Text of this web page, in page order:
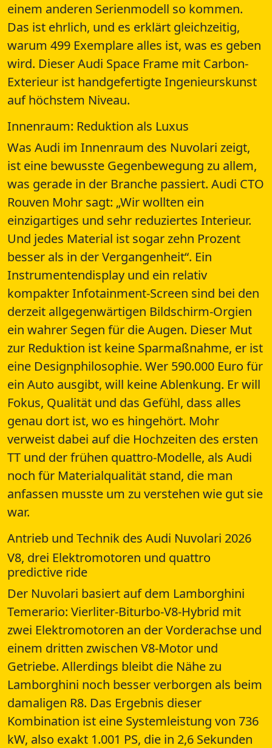
einem anderen Serienmodell so kommen.
Das ist ehrlich, und es erklärt gleichzeitig,
warum 499 Exemplare alles ist, was es geben
wird. Dieser Audi Space Frame mit Carbon-
Exterieur ist handgefertigte Ingenieurskunst
auf höchstem Niveau.
Innenraum: Reduktion als Luxus
Was Audi im Innenraum des Nuvolari zeigt,
ist eine bewusste Gegenbewegung zu allem,
was gerade in der Branche passiert. Audi CTO
Rouven Mohr sagt: „Wir wollten ein
einzigartiges und sehr reduziertes Interieur.
Und jedes Material ist sogar zehn Prozent
besser als in der Vergangenheit“. Ein
Instrumentendisplay und ein relativ
kompakter Infotainment-Screen sind bei den
derzeit allgegenwärtigen Bildschirm-Orgien
ein wahrer Segen für die Augen. Dieser Mut
zur Reduktion ist keine Sparmaßnahme, er ist
eine Designphilosophie. Wer 590.000 Euro für
ein Auto ausgibt, will keine Ablenkung. Er will
Fokus, Qualität und das Gefühl, dass alles
genau dort ist, wo es hingehört. Mohr
verweist dabei auf die Hochzeiten des ersten
TT und der frühen quattro-Modelle, als Audi
noch für Materialqualität stand, die man
anfassen musste um zu verstehen wie gut sie
war.
Antrieb und Technik des Audi Nuvolari 2026
V8, drei Elektromotoren und quattro
predictive ride
Der Nuvolari basiert auf dem Lamborghini
Temerario: Vierliter-Biturbo-V8-Hybrid mit
zwei Elektromotoren an der Vorderachse und
einem dritten zwischen V8-Motor und
Getriebe. Allerdings bleibt die Nähe zu
Lamborghini noch besser verborgen als beim
damaligen R8. Das Ergebnis dieser
Kombination ist eine Systemleistung von 736
kW, also exakt 1.001 PS, die in 2,6 Sekunden